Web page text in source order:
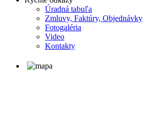
Úradná tabuľa
Zmluvy, Faktúry, Objednávky
Fotogaléria
Video
Kontakty